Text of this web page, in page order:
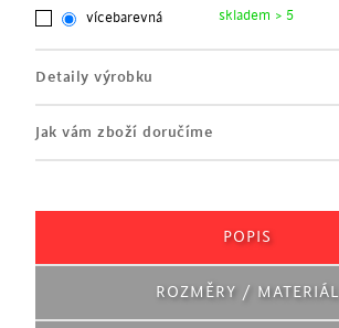
vícebarevná skladem > 5
Detaily výrobku
Jak vám zboží doručíme
POPIS
ROZMĚRY / MATERIÁL